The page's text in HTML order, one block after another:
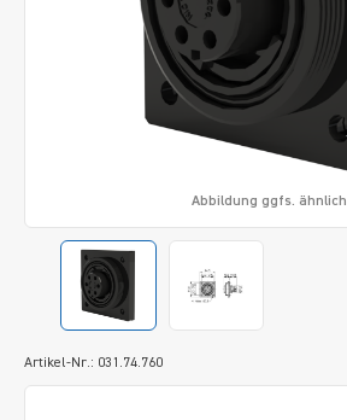
Artikel-Nr.: 031.74.760
Abbildung ggfs. ähnlich